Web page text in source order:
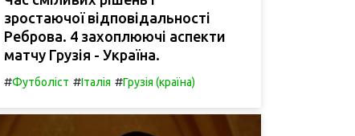
зростаючої відповідальності
Реброва. 4 захоплюючі аспекти
матчу Грузія - Україна.
#Футболіст #Італія #Грузія (країна)